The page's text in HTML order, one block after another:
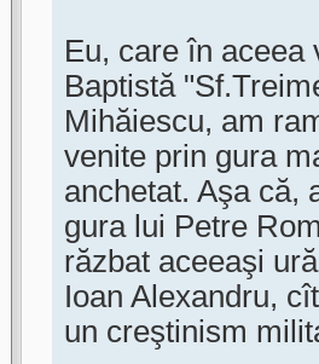
Eu, care în aceea
Baptistă
Mihăiescu, am
venite prin gura
anchetat. Aşa că,
gura lui Petre
răzbat aceeaşi
Ioan Alexandru,
un creştinism